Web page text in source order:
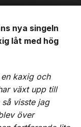
nya singeln
låt med hög
en kaxig och
växt upp till
visste jag
över